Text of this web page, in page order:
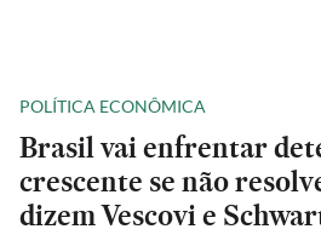
POLÍTICA ECONÔMICA
Brasil vai enfrentar
crescente se não
dizem Vescovi e